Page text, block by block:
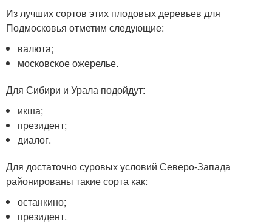
Из лучших сортов этих плодовых деревьев для
Подмосковья отметим следующие:
валюта;
московское ожерелье.
Для Сибири и Урала подойдут:
икша;
президент;
диалог.
Для достаточно суровых условий Северо-Запада
районированы такие сорта как:
останкино;
президент.